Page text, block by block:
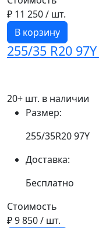
₽ 11 250/ шт.
В корзину
255/35 R20
20+ шт. в наличии
Размер:
255/35R20 97Y
Доставка:
Бесплатно
Стоимость
₽ 9 850/ шт.